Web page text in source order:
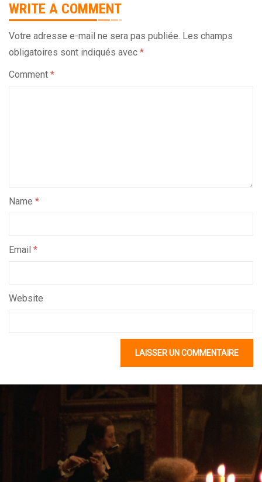
WRITE A COMMENT
Votre adresse e-mail ne sera pas publiée. Les champs
obligatoires sont indiqués avec *
Comment *
Name *
Email *
Website